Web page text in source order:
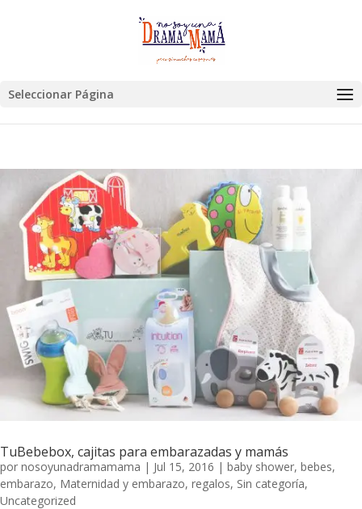
Seleccionar Página
TuBebebox, cajitas para embarazadas y mamás
por nosoyunadramamama | Jul 15, 2016 | baby shower, bebes,
embarazo, Maternidad y embarazo, regalos, Sin categoría,
Uncategorized